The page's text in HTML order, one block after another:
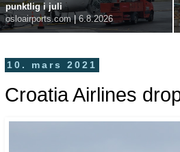
punktlig i juli
osloairports.com | 6.8.2026
10. mars 2021
Croatia Airlines